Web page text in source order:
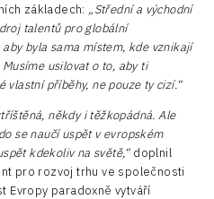
základech: „Střední a východní
talentů pro globální
byla sama místem, kde vznikají
usilovat o to, aby ti
vlastní příběhy, ne pouze ty cizí.“
někdy i těžkopádná. Ale
se naučí uspět v evropském
kdekoliv na světě,“doplnil
pro rozvoj trhu ve společnosti
Evropy paradoxně vytváří